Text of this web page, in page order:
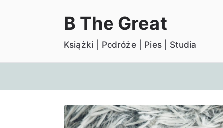
B The Great
Książki | Podróże | Pies | Studia